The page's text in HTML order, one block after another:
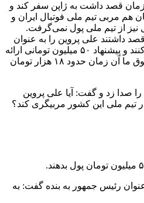
قصد داشت به ژاپن سفر کند و
هم مربی تیم ملی فوتبال ایران و
نیز از تیم ملی پول نمی‌گرفت.
داشتند علی پروین را به عنوان
سرمربی تیم ملی خود انتخاب کنند و پیشنهاد ۵۰ میلیون تومانی ارائه
کرده بودند. در شرایطی که حقوق ما آن زمان حدود ۱۸ هزار تومان
صدا زد و گفت: آیا علی پروین
تیم ملی این کشور مربیگری کند؟
رئیس جمهور به بنده گفت: به